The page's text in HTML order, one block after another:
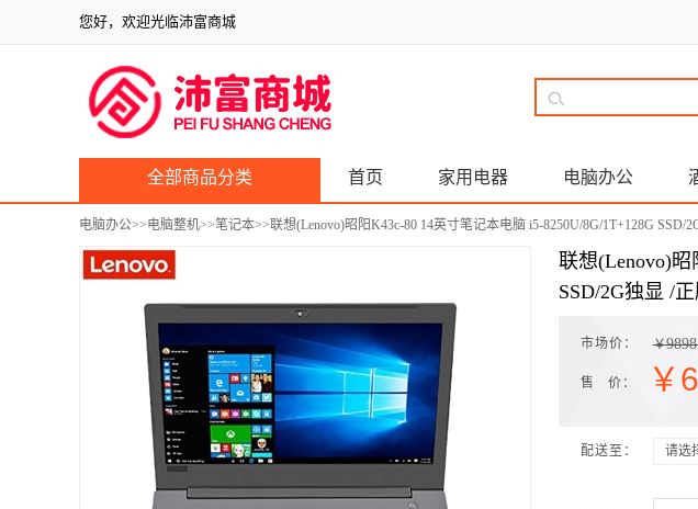
您好，欢迎光临沛富商城
全部商品分类 首页 家用电器 电脑办公
电脑办公>>电脑整机>>笔记本>>联想(Lenovo)昭阳K43c-80 14英寸笔记本电脑 i5-8250U/8G/1T+128G
联想(Lenovo)昭
SSD/2G独显 /
市场价： ￥
售 价： ￥
配送至： 请选